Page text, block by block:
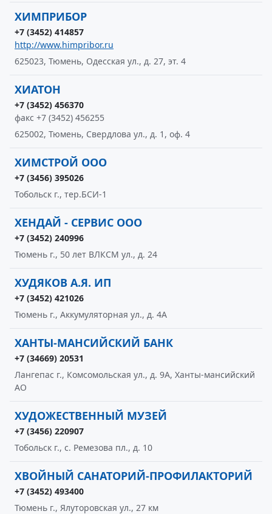
ХИМПРИБОР
+7 (3452) 414857
http://www.himpribor.ru
625023, Тюмень, Одесская ул., д. 27, эт. 4
ХИАТОН
+7 (3452) 456370
факс +7 (3452) 456255
625002, Тюмень, Свердлова ул., д. 1, оф. 4
ХИМСТРОЙ ООО
+7 (3456) 395026
Тобольск г., тер.БСИ-1
ХЕНДАЙ - СЕРВИС ООО
+7 (3452) 240996
Тюмень г., 50 лет ВЛКСМ ул., д. 24
ХУДЯКОВ А.Я. ИП
+7 (3452) 421026
Тюмень г., Аккумуляторная ул., д. 4А
ХАНТЫ-МАНСИЙСКИЙ БАНК
+7 (34669) 20531
Лангепас г., Комсомольская ул., д. 9А, Ханты-мансийский
АО
ХУДОЖЕСТВЕННЫЙ МУЗЕЙ
+7 (3456) 220907
Тобольск г., с. Ремезова пл., д. 10
ХВОЙНЫЙ САНАТОРИЙ-ПРОФИЛАКТОРИЙ
+7 (3452) 493400
Тюмень г., Ялуторовская ул., 27 км